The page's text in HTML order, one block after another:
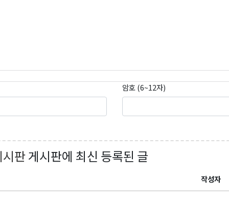
암호 (6~12자)
판게시판에 최신 등록된 글
작성자